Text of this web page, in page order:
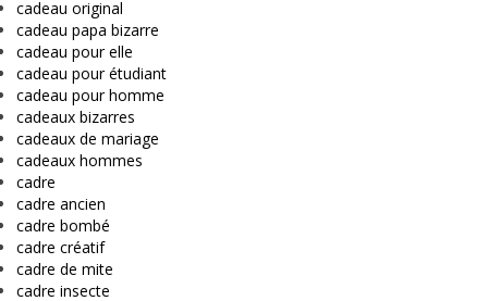
cadeau original
cadeau papa bizarre
cadeau pour elle
cadeau pour étudiant
cadeau pour homme
cadeaux bizarres
cadeaux de mariage
cadeaux hommes
cadre
cadre ancien
cadre bombé
cadre créatif
cadre de mite
cadre insecte